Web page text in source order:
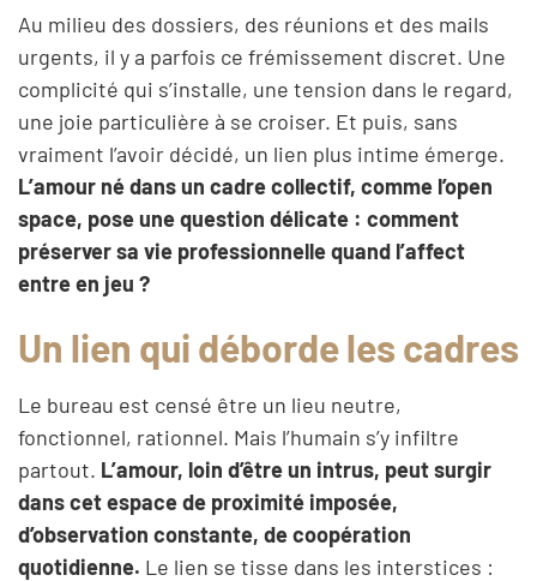
Au milieu des dossiers, des réunions et des mails
urgents, il y a parfois ce frémissement discret. Une
complicité qui s’installe, une tension dans le regard,
une joie particulière à se croiser. Et puis, sans
vraiment l’avoir décidé, un lien plus intime émerge.
L’amour né dans un cadre collectif, comme l’open
space, pose une question délicate : comment
préserver sa vie professionnelle quand l’affect
entre en jeu ?
Un lien qui déborde les cadres
Le bureau est censé être un lieu neutre,
fonctionnel, rationnel. Mais l’humain s’y infiltre
partout. L’amour, loin d’être un intrus, peut surgir
dans cet espace de proximité imposée,
d’observation constante, de coopération
quotidienne. Le lien se tisse dans les interstices :